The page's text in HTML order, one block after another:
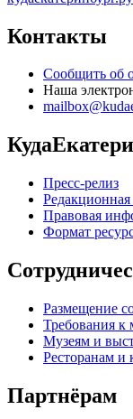
Контакты
Сообщить об
Наша
Пресс-релиз
Правовая
Формат
Размещение
Требования к
Музеям и
Ресторанам и
Партнёрам